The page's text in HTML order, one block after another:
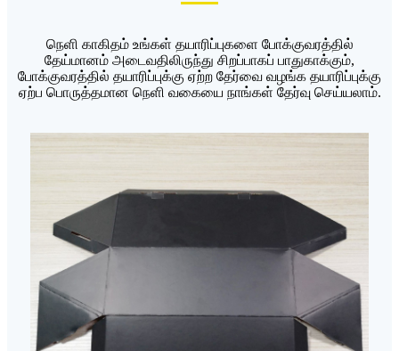
நெளி காகிதம் உங்கள் தயாரிப்புகளை போக்குவரத்தில்
தேய்மானம் அடைவதிலிருந்து சிறப்பாகப் பாதுகாக்கும்,
போக்குவரத்தில் தயாரிப்புக்கு ஏற்ற தேர்வை வழங்க தயாரிப்புக்கு
ஏற்ப பொருத்தமான நெளி வகையை நாங்கள் தேர்வு செய்யலாம்.